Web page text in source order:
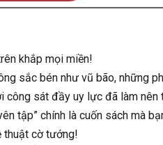
khắp mọi miền!
sắc bén như vũ bão, những
công sát đầy uy lực đã làm nên
tập” chính là cuốn sách mà
thuật cờ tướng!